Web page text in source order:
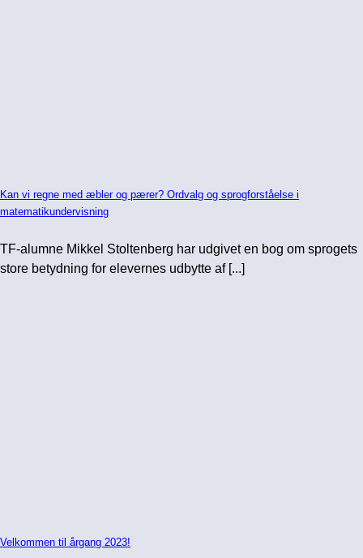
Kan vi regne med æbler og pærer? Ordvalg og sprogforståelse i
matematikundervisning
TF-alumne Mikkel Stoltenberg har udgivet en bog om sprogets
store betydning for elevernes udbytte af [...]
Velkommen til årgang 2023!